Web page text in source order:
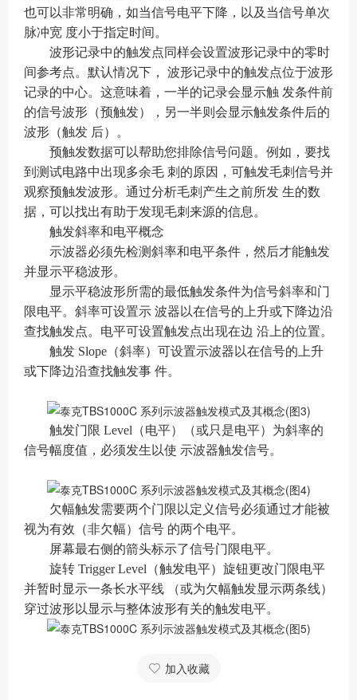
也可以非常明确，如当信号电平下降，以及当信号单次
脉冲宽 度小于指定时间。
波形记录中的触发点同样会设置波形记录中的零时
间参考点。默认情况下， 波形记录中的触发点位于波形
记录的中心。这意味着，一半的记录会显示触 发条件前
的信号波形（预触发），另一半则会显示触发条件后的
波形（触发 后）。
预触发数据可以帮助您排除信号问题。例如，要找
到测试电路中出现多余毛 刺的原因，可触发毛刺信号并
观察预触发波形。通过分析毛刺产生之前所发 生的数
据，可以找出有助于发现毛刺来源的信息。
触发斜率和电平概念
示波器必须先检测斜率和电平条件，然后才能触发
并显示平稳波形。
显示平稳波形所需的最低触发条件为信号斜率和门
限电平。斜率可设置示 波器以在信号的上升或下降边沿
查找触发点。电平可设置触发点出现在边 沿上的位置。
触发 Slope（斜率）可设置示波器以在信号的上升
或下降边沿查找触发事 件。
触发门限 Level（电平）（或只是电平）为斜率的
信号幅度值，必须发生以使 示波器触发信号。
欠幅触发需要两个门限以定义信号必须通过才能被
视为有效（非欠幅）信号 的两个电平。
屏幕最右侧的箭头标示了信号门限电平。
旋转 Trigger Level（触发电平）旋钮更改门限电平
并暂时显示一条长水平线 （或为欠幅触发显示两条线）
穿过波形以显示与整体波形有关的触发电平。
加入收藏